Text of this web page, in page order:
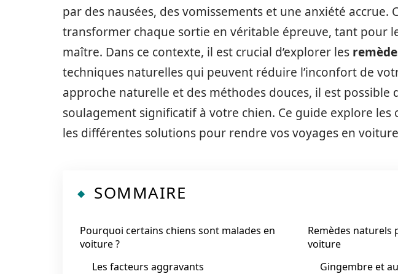
par des nausées, des vomissements et une anxiété accrue.
transformer chaque sortie en véritable épreuve, tant pour
maître. Dans ce contexte, il est crucial d’explorer les
techniques naturelles qui peuvent réduire l’inconfort de
approche naturelle et des méthodes douces, il est possible
soulagement significatif à votre chien. Ce guide explore les
les différentes solutions pour rendre vos voyages en
SOMMAIRE
Pourquoi certains chiens sont malades en
voiture ?
Les facteurs aggravants
Remèdes naturels
voiture
Gingembre et